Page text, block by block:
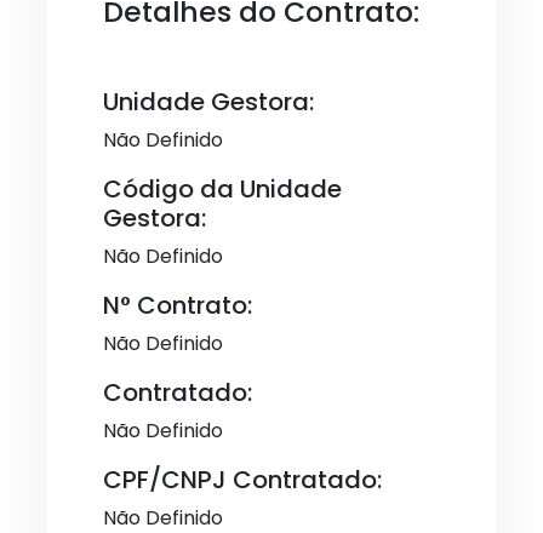
Detalhes do Contrato:
Unidade Gestora:
Não Definido
Código da Unidade
Gestora:
Não Definido
N° Contrato:
Não Definido
Contratado:
Não Definido
CPF/CNPJ Contratado:
Não Definido